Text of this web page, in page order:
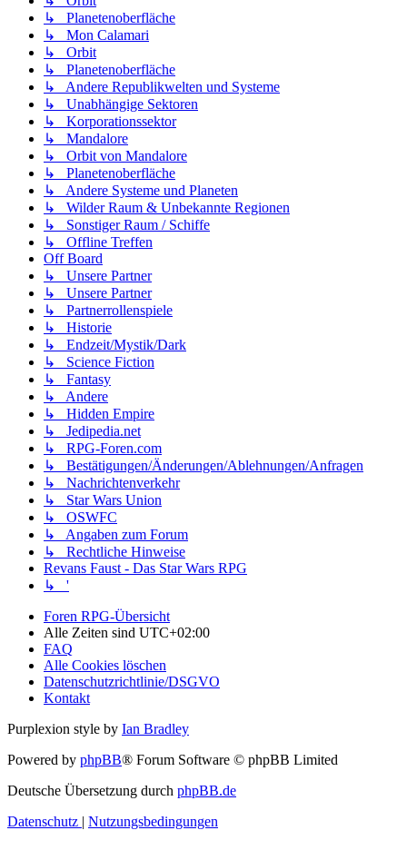
↳ Planetenoberfläche
↳ Mon Calamari
↳ Orbit
↳ Planetenoberfläche
↳ Andere Republikwelten und Systeme
↳ Unabhängige Sektoren
↳ Korporationssektor
↳ Mandalore
↳ Orbit von Mandalore
↳ Planetenoberfläche
↳ Andere Systeme und Planeten
↳ Wilder Raum & Unbekannte Regionen
↳ Sonstiger Raum / Schiffe
↳ Offline Treffen
Off Board
↳ Unsere Partner
↳ Unsere Partner
↳ Partnerrollenspiele
↳ Historie
↳ Endzeit/Mystik/Dark
↳ Science Fiction
↳ Fantasy
↳ Andere
↳ Hidden Empire
↳ Jedipedia.net
↳ RPG-Foren.com
↳ Bestätigungen/Änderungen/Ablehnungen/Anfragen
↳ Nachrichtenverkehr
↳ Star Wars Union
↳ OSWFC
↳ Angaben zum Forum
↳ Rechtliche Hinweise
Revans Faust - Das Star Wars RPG
↳ '
Foren RPG-Übersicht
Alle Zeiten sind UTC+02:00
FAQ
Alle Cookies löschen
Datenschutzrichtlinie/DSGVO
Kontakt
Purplexion style by Ian Bradley
Powered by phpBB® Forum Software © phpBB Limited
Deutsche Übersetzung durch phpBB.de
Datenschutz | Nutzungsbedingungen